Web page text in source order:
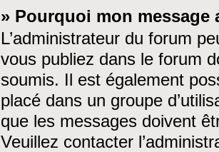
» Pourquoi mon message
L’administrateur du forum
vous publiez dans le forum
soumis. Il est également
placé dans un groupe
que les messages doivent
Veuillez contacter